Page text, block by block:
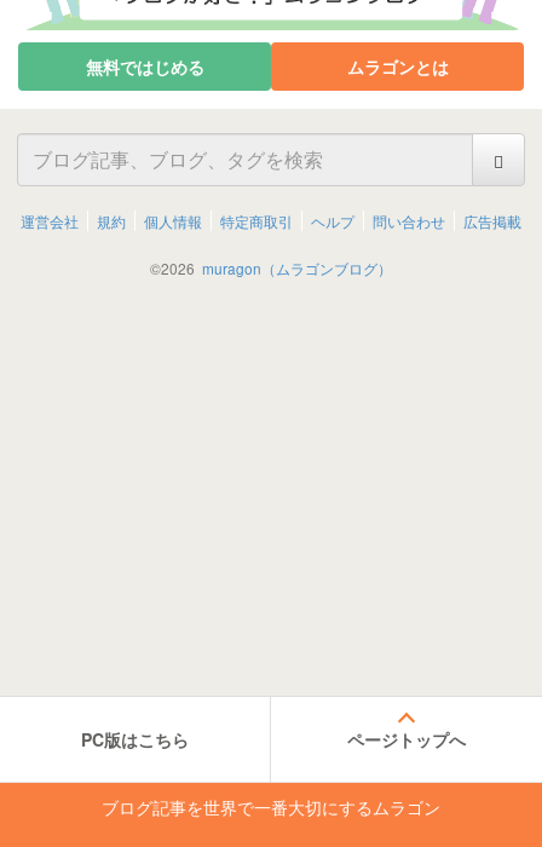
無料ではじめる ムラゴンとは
運営会社 規約 個人情報 特定商取引 ヘルプ 問い合わせ 広告掲載
©2026 muragon（ムラゴンブログ）
PC版はこちら ページトップへ
ブログ記事を世界で一番大切にするムラゴン